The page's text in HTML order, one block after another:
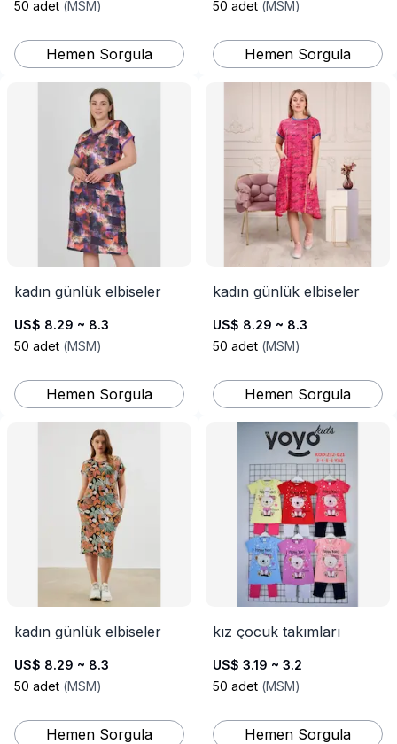
50 adet (MSM)
Hemen Sorgula
50 adet (MSM)
Hemen Sorgula
kadın günlük elbiseler
US$ 8.29 ~ 8.3
50 adet (MSM)
Hemen Sorgula
kadın günlük elbiseler
US$ 8.29 ~ 8.3
50 adet (MSM)
Hemen Sorgula
kadın günlük elbiseler
US$ 8.29 ~ 8.3
50 adet (MSM)
Hemen Sorgula
kız çocuk takımları
US$ 3.19 ~ 3.2
50 adet (MSM)
Hemen Sorgula